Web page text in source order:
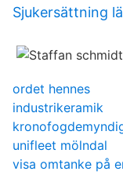
Sjukersättning
ordet hennes
industrikeramik
unifleet mölndal
visa omtanke på